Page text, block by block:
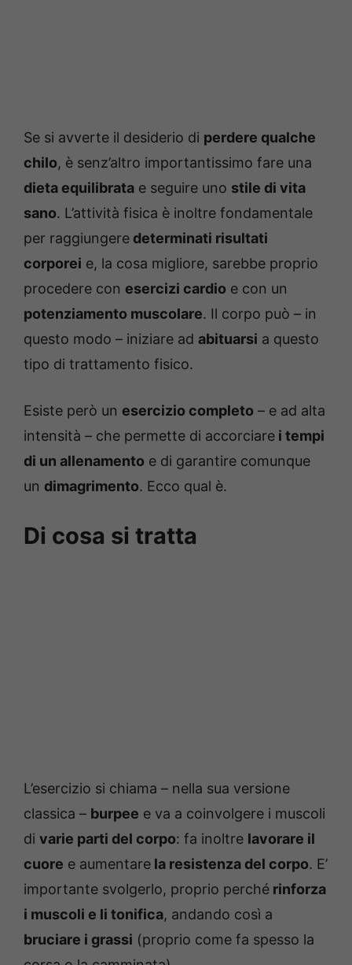
Se si avverte il desiderio di perdere qualche
chilo, è senz’altro importantissimo fare una
dieta equilibrata e seguire uno stile di vita
sano. L’attività fisica è inoltre fondamentale
per raggiungere determinati risultati
corporei e, la cosa migliore, sarebbe proprio
procedere con esercizi cardio e con un
potenziamento muscolare. Il corpo può – in
questo modo – iniziare ad abituarsi a questo
tipo di trattamento fisico.
Esiste però un esercizio completo – e ad alta
intensità – che permette di accorciare i tempi
di un allenamento e di garantire comunque
un dimagrimento. Ecco qual è.
Di cosa si tratta
L’esercizio si chiama – nella sua versione
classica – burpee e va a coinvolgere i muscoli
di varie parti del corpo: fa inoltre lavorare il
cuore e aumentare la resistenza del corpo. E’
importante svolgerlo, proprio perché rinforza
i muscoli e li tonifica, andando così a
bruciare i grassi (proprio come fa spesso la